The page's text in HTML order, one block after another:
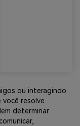
ou interagindo
resolve.
determinar